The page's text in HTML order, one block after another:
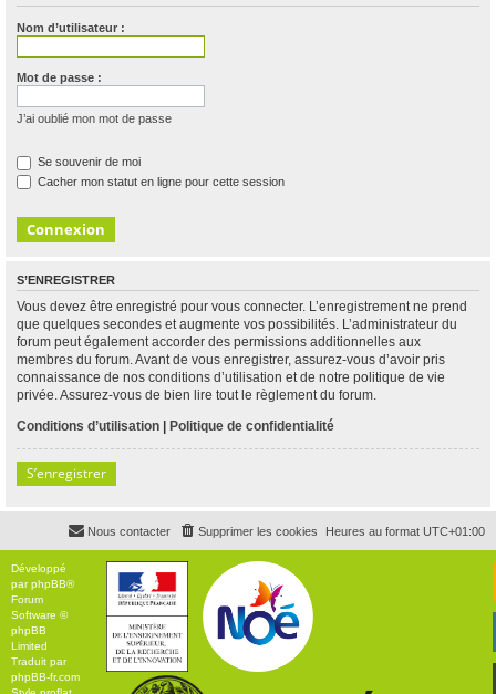
Nom d’utilisateur :
Mot de passe :
J’ai oublié mon mot de passe
Se souvenir de moi
Cacher mon statut en ligne pour cette session
S’ENREGISTRER
Vous devez être enregistré pour vous connecter. L’enregistrement ne prend
que quelques secondes et augmente vos possibilités. L’administrateur du
forum peut également accorder des permissions additionnelles aux
membres du forum. Avant de vous enregistrer, assurez-vous d’avoir pris
connaissance de nos conditions d’utilisation et de notre politique de vie
privée. Assurez-vous de bien lire tout le règlement du forum.
Conditions d’utilisation | Politique de confidentialité
S’enregistrer
Heures au format UTC+01:00
Supprimer les cookies
Nous contacter
Développé
parphpBB®
Forum
Software ©
phpBB
Limited
Traduit par
phpBB-fr.com